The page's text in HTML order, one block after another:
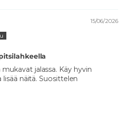
15/06/2026
jalassa. Käy hyvin
näitä. Suosittelen